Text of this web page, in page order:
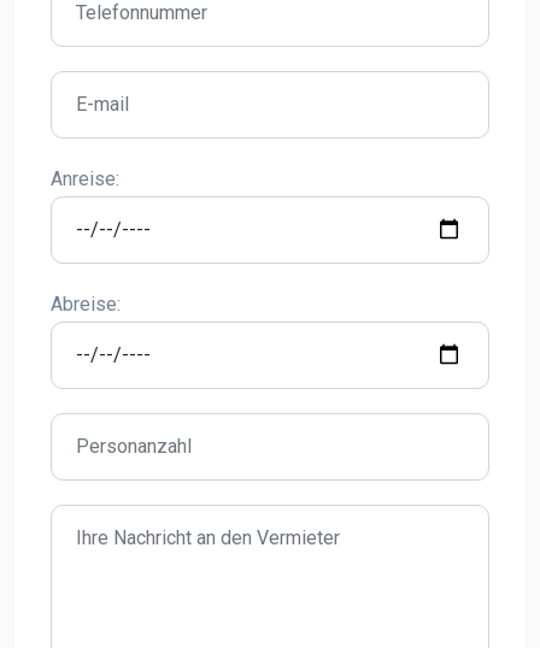
Anreise:
Abreise: